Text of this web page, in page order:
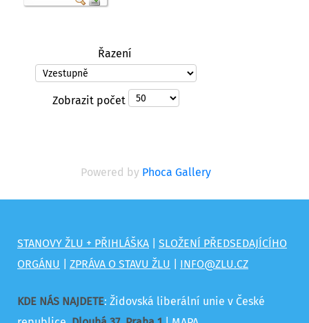
Řazení
Zobrazit počet
Powered by Phoca Gallery
STANOVY ŽLU + PŘIHLÁŠKA
SLOŽENÍ PŘEDSEDAJÍCÍHO
ORGÁNU
ZPRÁVA O STAVU ŽLU INFO@ZLU.CZ
KDE NÁS NAJDETE: Židovská liberální unie v České